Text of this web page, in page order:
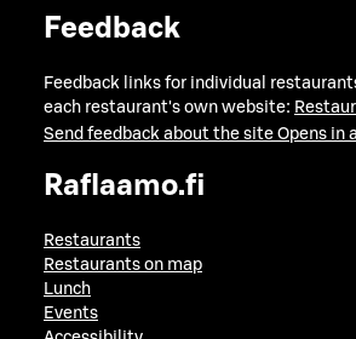
Feedback
Feedback links for individual
each restaurant's own website:
Send feedback about the site Opens in
Raflaamo.fi
Restaurants
Restaurants on map
Lunch
Events